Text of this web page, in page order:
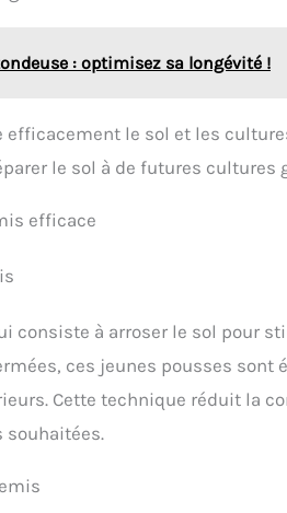
: optimisez sa longévité !
efficacement le sol et les
le sol à de futures cultures
efficace
consiste à arroser le sol pour
ces jeunes pousses sont
Cette technique réduit la
souhaitées.